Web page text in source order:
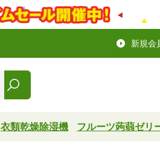
新規会
衣類乾燥除湿機 フルーツ蒟蒻ゼリ